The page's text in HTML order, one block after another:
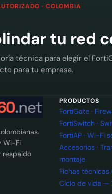
· COLOMBIA
tu red
técnica para elegir el
para tu empresa.
Wi-Fi
respaldo
PRODUCTOS
FortiGate ·
FortiSwitch ·
FortiAP · Wi-Fi
Accesorios ·
montaje
Fichas técnicas
Ciclo de vida —